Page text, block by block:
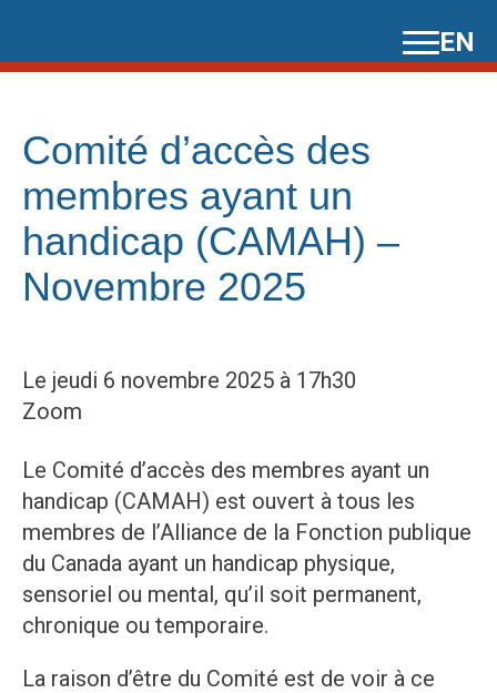
content
EN
Comité d’accès des
membres ayant un
handicap (CAMAH) –
Novembre 2025
Le jeudi 6 novembre 2025 à 17h30
Zoom
Le Comité d’accès des membres ayant un
handicap (CAMAH) est ouvert à tous les
membres de l’Alliance de la Fonction publique
du Canada ayant un handicap physique,
sensoriel ou mental, qu’il soit permanent,
chronique ou temporaire.
La raison d’être du Comité est de voir à ce